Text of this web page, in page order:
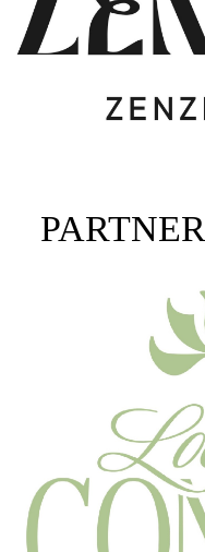
PARTNER